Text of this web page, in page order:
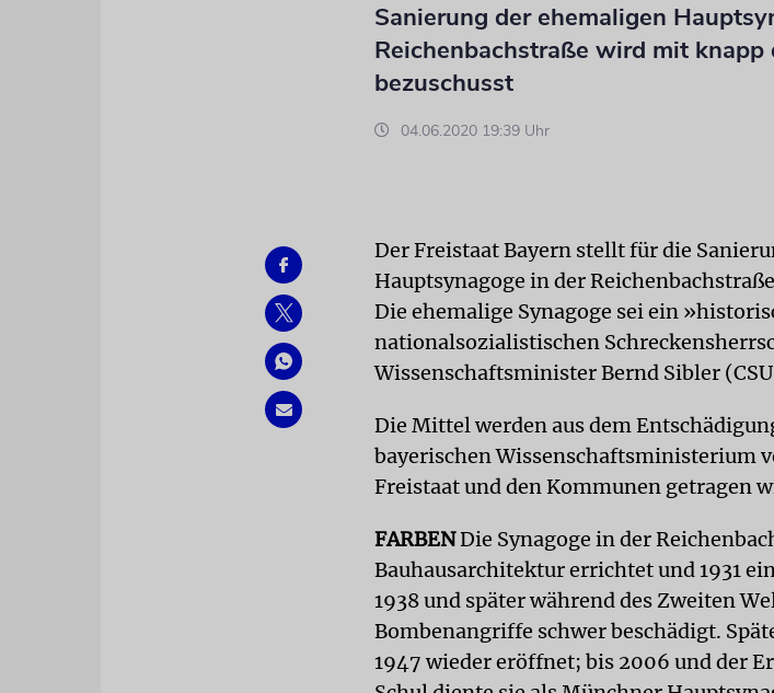
Sanierung der ehemaligen
Reichenbachstraße wird mit
bezuschusst
04.06.2020 19:39 Uhr
Der Freistaat Bayern stellt für die
Hauptsynagoge in der
Die ehemalige Synagoge sei ein
nationalsozialistischen
Wissenschaftsminister Bernd Sibler
Die Mittel werden aus dem
bayerischen Wissenschaftsministerium
Freistaat und den Kommunen getragen
FARBENDie Synagoge in der
Bauhausarchitektur errichtet und 1931
1938 und später während des Zweiten
Bombenangriffe schwer beschädigt.
1947 wieder eröffnet; bis 2006 und der